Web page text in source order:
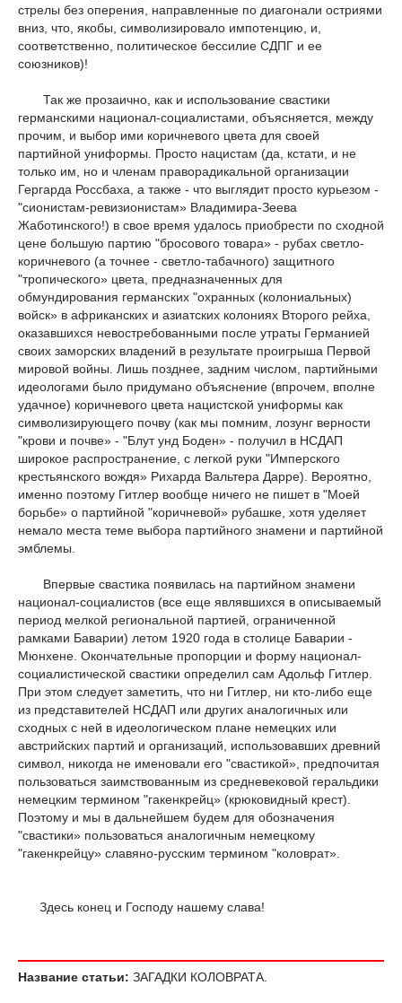
стрелы без оперения, направленные по диагонали остриями
вниз, что, якобы, символизировало импотенцию, и,
соответственно, политическое бессилие СДПГ и ее
союзников)!
Так же прозаично, как и использование свастики
германскими национал-социалистами, объясняется, между
прочим, и выбор ими коричневого цвета для своей
партийной униформы. Просто нацистам (да, кстати, и не
только им, но и членам праворадикальной организации
Гергарда Россбаха, а также - что выглядит просто курьезом -
"сионистам-ревизионистам» Владимира-Зеева
Жаботинского!) в свое время удалось приобрести по сходной
цене большую партию "бросового товара» - рубах светло-
коричневого (а точнее - светло-табачного) защитного
"тропического» цвета, предназначенных для
обмундирования германских "охранных (колониальных)
войск» в африканских и азиатских колониях Второго рейха,
оказавшихся невостребованными после утраты Германией
своих заморских владений в результате проигрыша Первой
мировой войны. Лишь позднее, задним числом, партийными
идеологами было придумано объяснение (впрочем, вполне
удачное) коричневого цвета нацистской униформы как
символизирующего почву (как мы помним, лозунг верности
"крови и почве» - "Блут унд Боден» - получил в НСДАП
широкое распространение, с легкой руки "Имперского
крестьянского вождя» Рихарда Вальтера Дарре). Вероятно,
именно поэтому Гитлер вообще ничего не пишет в "Моей
борьбе» о партийной "коричневой» рубашке, хотя уделяет
немало места теме выбора партийного знамени и партийной
эмблемы.
Впервые свастика появилась на партийном знамени
национал-социалистов (все еще являвшихся в описываемый
период мелкой региональной партией, ограниченной
рамками Баварии) летом 1920 года в столице Баварии -
Мюнхене. Окончательные пропорции и форму национал-
социалистической свастики определил сам Адольф Гитлер.
При этом следует заметить, что ни Гитлер, ни кто-либо еще
из представителей НСДАП или других аналогичных или
сходных с ней в идеологическом плане немецких или
австрийских партий и организаций, использовавших древний
символ, никогда не именовали его "свастикой», предпочитая
пользоваться заимствованным из средневековой геральдики
немецким термином "гакенкрейц» (крюковидный крест).
Поэтому и мы в дальнейшем будем для обозначения
"свастики» пользоваться аналогичным немецкому
"гакенкрейцу» славяно-русским термином "коловрат».
Здесь конец и Господу нашему слава!
Название статьи: ЗАГАДКИ КОЛОВРАТА.